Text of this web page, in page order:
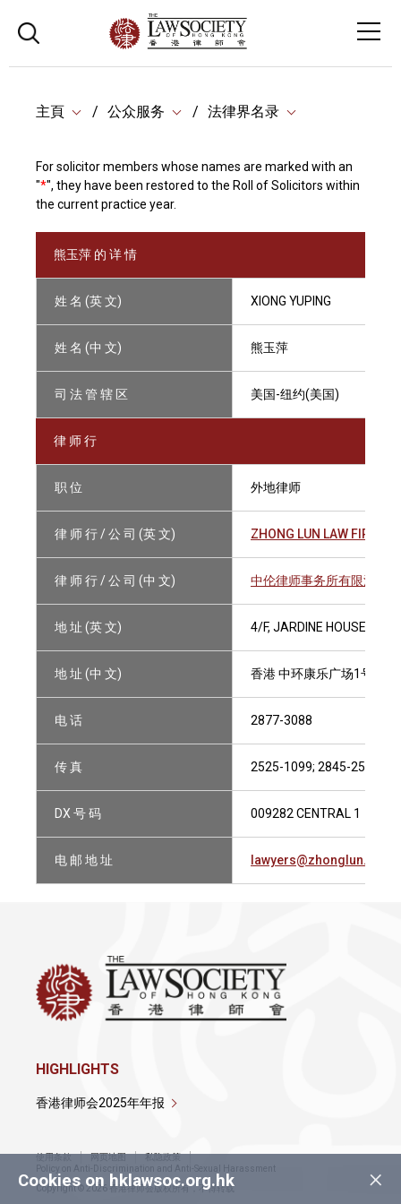
主頁 公众服务 法律界名录
For solicitor members whose names are marked with an
"*", they have been restored to the Roll of Solicitors within
the current practice year.
熊玉萍 的 详 情
姓 名 (英 文) XIONG YUPING
姓 名 (中 文) 熊玉萍
司 法 管 辖 区 美国-纽约(美国)
律 师 行
职 位 外地律师
律 师 行 / 公 司 (英 文) ZHONG LUN LAW FIRM
律 师 行 / 公 司 (中 文) 中伦律师事务所有限法律
地 址 (英 文) 4/F, JARDINE HOUSE, 1
地 址 (中 文) 香港 中环康乐广场1号 怡
电 话 2877-3088
传 真 2525-1099; 2845-2510
DX 号 码 009282 CENTRAL 1
电 邮 地 址 lawyers@zhonglun.com
×
Cookies on hklawsoc.org.hk
HIGHLIGHTS
香港律师会2025年年报
使用条款 网页地图
私隐政策
Policy on Anti-Discrimination and Anti-Sexual Harassment
Copyright © 2026 香港律师会版权所有，不得转载